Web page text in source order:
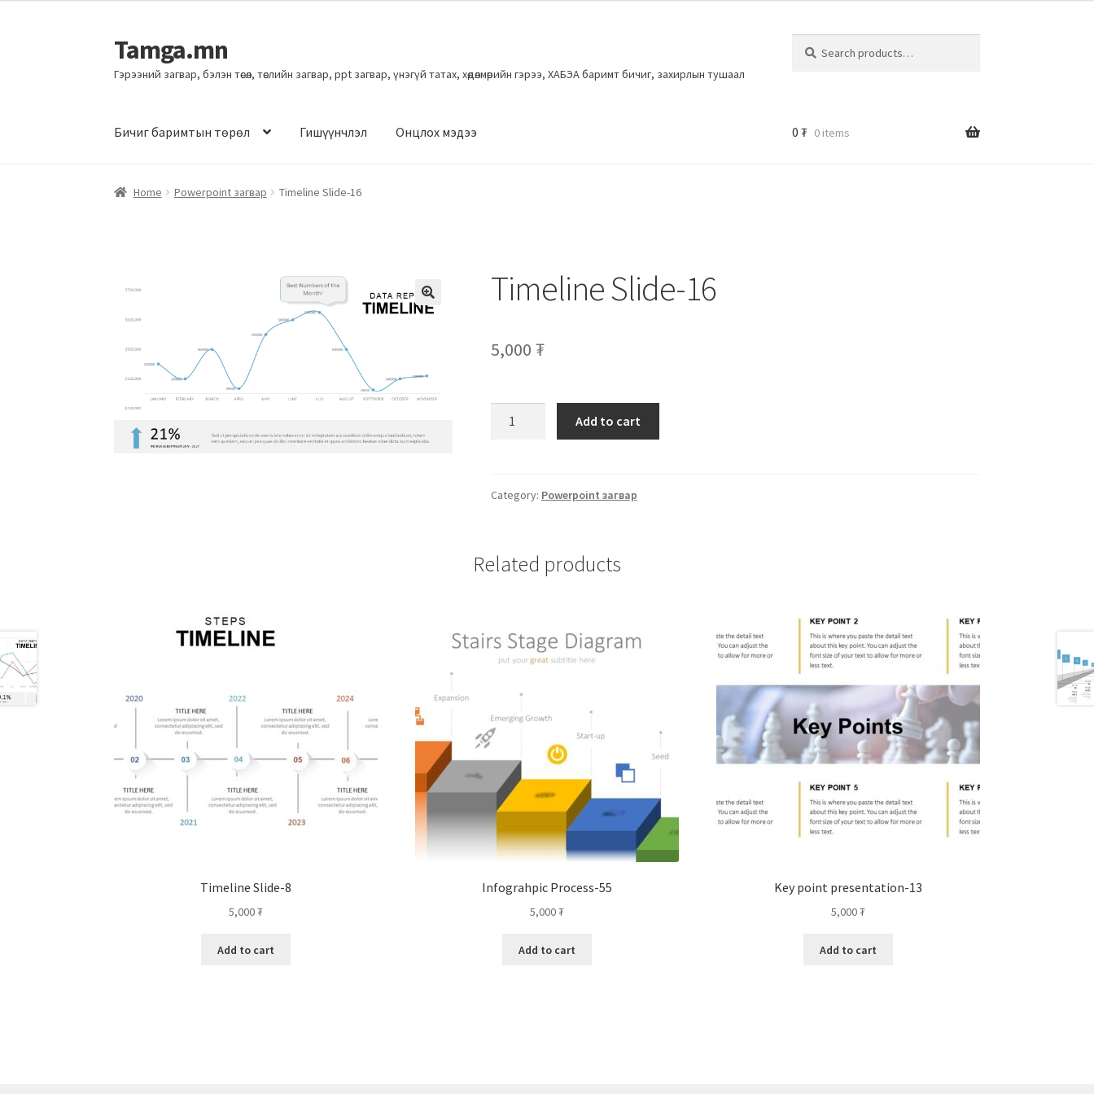
Tamga.mn
Гэрээний загвар, бэлэн төсөл, төслийн загвар, ppt загвар, үнэгүй татах, хөдөлмөрийн гэрээ, ХАБЭА баримт бичиг, захирлын тушаал
Бичиг баримтын төрөл Гишүүнчлэл Онцлох мэдээ 0 ₮ 0 items
Home Powerpoint загвар Timeline Slide-16
Timeline Slide-16
5,000 ₮
Add to cart
Category: Powerpoint загвар
Related products
Timeline Slide-8
5,000₮
Add to cart
Infograhpic Process-55
5,000₮
Add to cart
Key point presentation-13
5,000₮
Add to cart